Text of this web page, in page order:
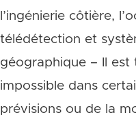
l’ingénierie côtière,
télédétection et
géographique – Il est
impossible dans
prévisions ou de la